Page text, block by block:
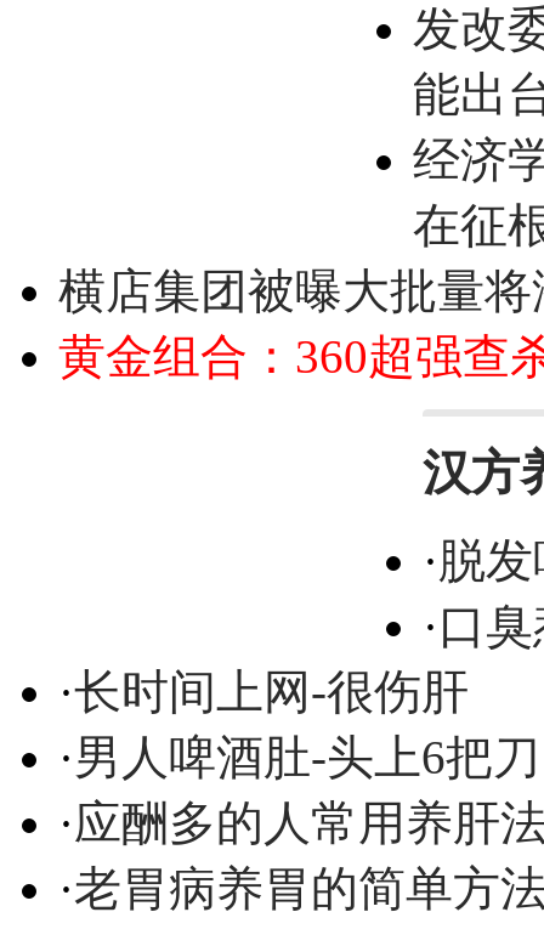
发改
能出
经济
在征
横店集团被曝大批量
黄金组合：360超强查
汉方
·脱
·口
·长时间上网-很伤肝
·男人啤酒肚-头上6把刀
·应酬多的人常用养肝
·老胃病养胃的简单方